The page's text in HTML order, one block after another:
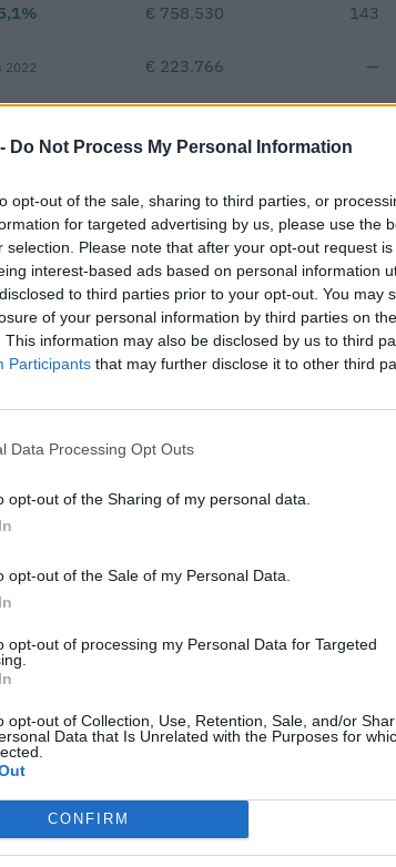
Do Not Process My Personal Information
opt-out of the sale, sharing to third parties, or
for targeted advertising by us, please use the
selection. Please note that after your opt-out request
interest-based ads based on personal information
to third parties prior to your opt-out. You may
of your personal information by third parties on
This information may also be disclosed by us to third
Participants that may further disclose it to other third
Data Processing Opt Outs
opt-out of the Sharing of my personal data.
opt-out of the Sale of my Personal Data.
opt-out of processing my Personal Data for Targeted
opt-out of Collection, Use, Retention, Sale, and/or
Data that Is Unrelated with the Purposes for
CONFIRM
€ 758.530 143
2022 € 223.766 —
€ 148.360
Fatturato per dipendente
un importo complessivo di 3.414.424 euro
IMPORTO AGGIUDICATO
19.400 euro
6.128 euro
10.500 euro